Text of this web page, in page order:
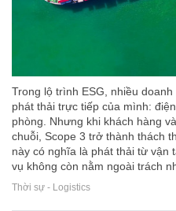
Trong lộ trình ESG, nhiều
phát thải trực tiếp của mình:
phòng. Nhưng khi khách hàng
chuỗi, Scope 3 trở thành thách
này có nghĩa là phát thải từ vận
vụ không còn nằm ngoài trách
Thời sự - Logistics